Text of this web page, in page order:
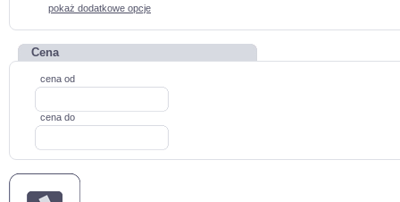
pokaż dodatkowe opcje
Cena
cena od
cena do